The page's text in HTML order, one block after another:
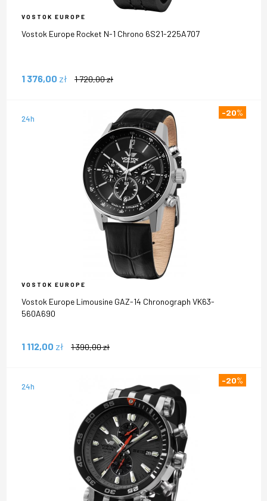
VOSTOK EUROPE
Vostok Europe Rocket N-1 Chrono 6S21-225A707
1 376,00 zł 1 720,00zł
24h
-20%
VOSTOK EUROPE
Vostok Europe Limousine GAZ-14 Chronograph VK63-
560A690
1 112,00 zł 1 390,00zł
24h
-20%